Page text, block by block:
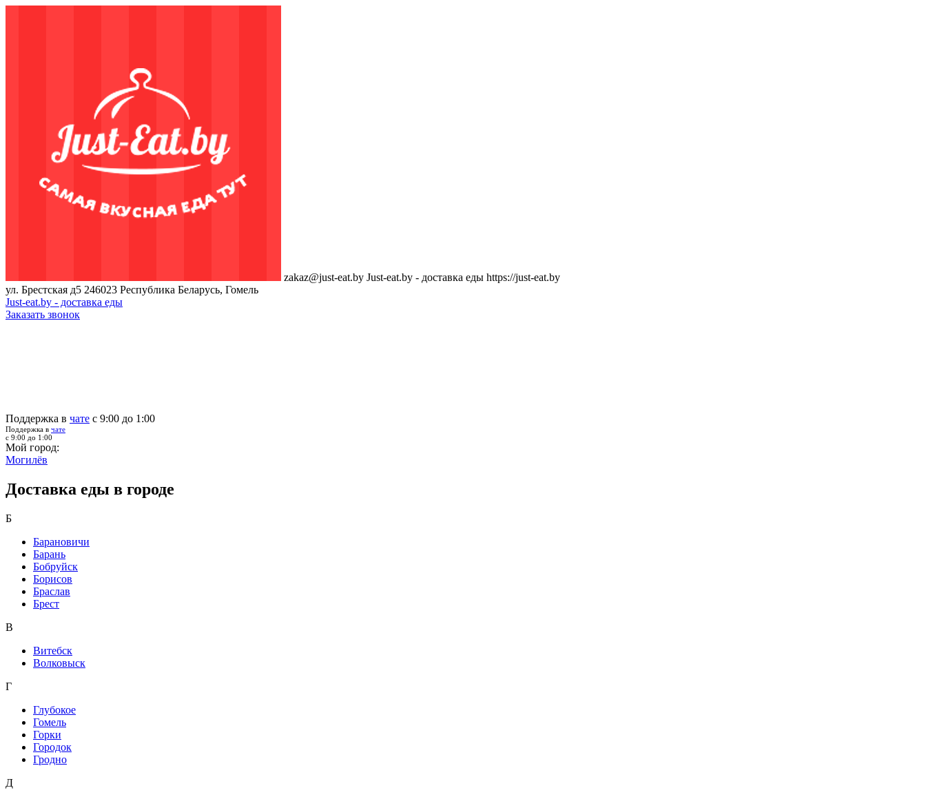
zakaz@just-eat.by Just-eat.by - доставка еды https://just-eat.by
ул. Брестская д5 246023 Республика Беларусь, Гомель
Just-eat.by - доставка еды
Заказать звонок
Поддержка в чате с 9:00 до 1:00
Поддержка в чате
с 9:00 до 1:00
Мой город:
Могилёв
Доставка еды в городе
Б
Барановичи
Барань
Бобруйск
Борисов
Браслав
Брест
В
Витебск
Волковыск
Г
Глубокое
Гомель
Горки
Городок
Гродно
Д